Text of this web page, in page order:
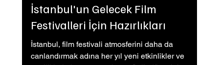
İstanbul'un Gelecek Film
Festivalleri İçin Hazırlıkları
İstanbul, film festivali atmosferini daha da
canlandırmak adına her yıl yeni etkinlikler ve